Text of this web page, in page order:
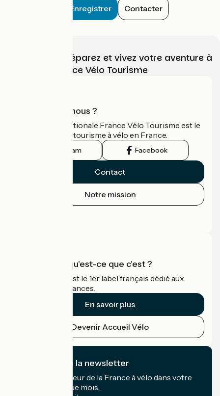
Enregistrer Contacter
Choisissez, préparez et vivez votre aventure à
vélo avec France Vélo Tourisme
Qui sommes-nous ?
L'association nationale France Vélo Tourisme est le
guide officiel du tourisme à vélo en France.
Instagram Facebook
Contact
Notre mission
Accueil Vélo qu'est-ce que c'est ?
Accueil Vélo c'est le 1er label français dédié aux
cyclistes en vacances.
En savoir plus
Devenir Accueil Vélo
Je m'abonne à la newsletter
Recevez le meilleur de la France à vélo dans votre
boîte mail chaque mois.